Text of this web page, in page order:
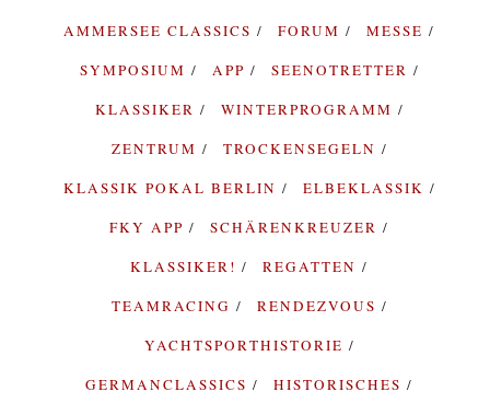
AMMERSEE CLASSICS
FORUM
MESSE
SYMPOSIUM
APP
SEENOTRETTER
KLASSIKER
WINTERPROGRAMM
ZENTRUM
TROCKENSEGELN
KLASSIK POKAL BERLIN
ELBEKLASSIK
FKY APP
SCHÄRENKREUZER
KLASSIKER!
REGATTEN
TEAMRACING
RENDEZVOUS
YACHTSPORTHISTORIE
GERMANCLASSICS
HISTORISCHES